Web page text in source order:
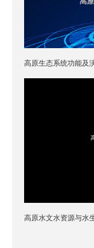
高原生态系统功能及
高原水文水资源与水